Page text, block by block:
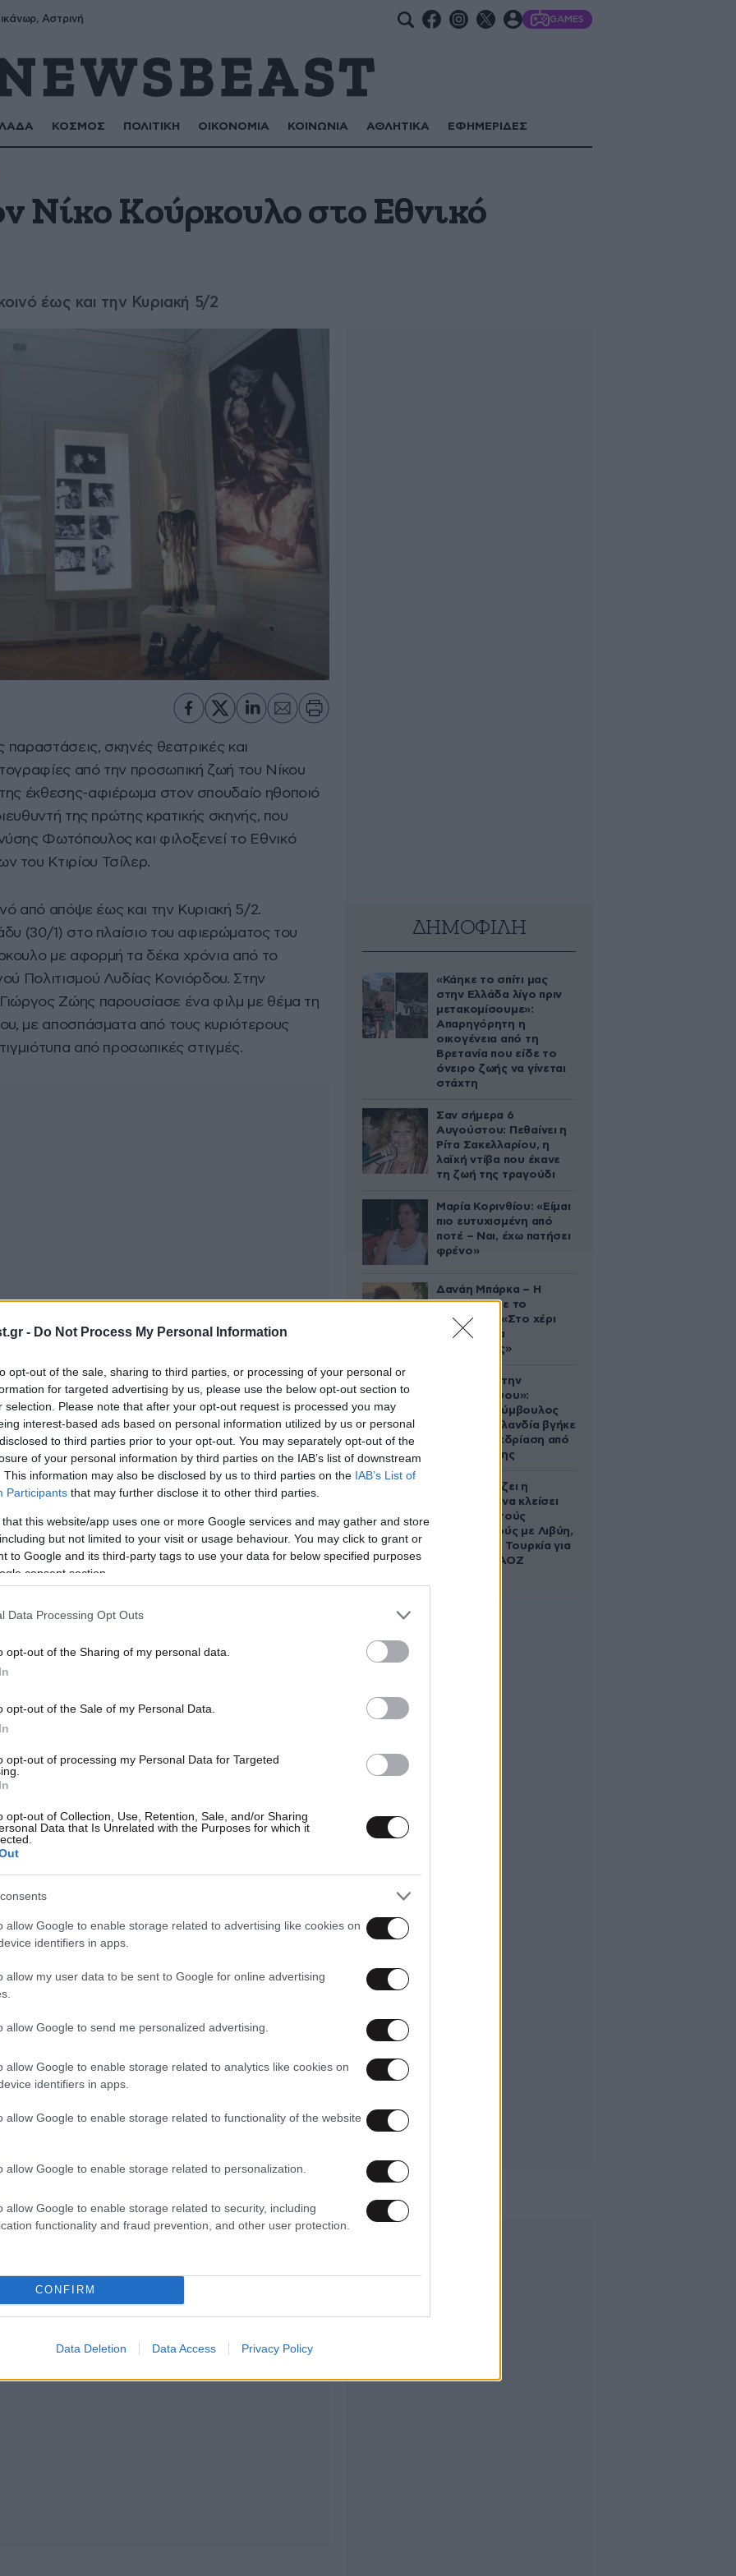
- Do Not Process My Personal Information
opt-out of the sale, sharing to third parties, or processing of your personal or
for targeted advertising by us, please use the below opt-out section to
selection. Please note that after your opt-out request is processed you may
interest-based ads based on personal information utilized by us or personal
to third parties prior to your opt-out. You may separately opt-out of the
of your personal information by third parties on the IAB’s list of downstream
This information may also be disclosed by us to third parties on the IAB’s List of
Participants that may further disclose it to other third parties.
that this website/app uses one or more Google services and may gather and store
but not limited to your visit or usage behaviour. You may click to grant or
to Google and its third-party tags to use your data for below specified purposes
consent section.
Data Processing Opt Outs
opt-out of the Sharing of my personal data.
opt-out of the Sale of my Personal Data.
opt-out of processing my Personal Data for Targeted
opt-out of Collection, Use, Retention, Sale, and/or Sharing
Data that Is Unrelated with the Purposes for which it
allow Google to enable storage related to advertising like cookies on
identifiers in apps.
allow my user data to be sent to Google for online advertising
allow Google to send me personalized advertising.
allow Google to enable storage related to analytics like cookies on
identifiers in apps.
allow Google to enable storage related to functionality of the website
allow Google to enable storage related to personalization.
allow Google to enable storage related to security, including
functionality and fraud prevention, and other user protection.
CONFIRM
Data Deletion Data Access Privacy Policy
Αστρινή GAMES
ΚΟΣΜΟΣ ΠΟΛΙΤΙΚΗ ΟΙΚΟΝΟΜΙΑ ΚΟΙΝΩΝΙΑ ΑΘΛΗΤΙΚΑ ΕΦΗΜΕΡΙΔΕΣ
Νίκο Κούρκουλο στο Εθνικό
έως και την Κυριακή 5/2
παραστάσεις, σκηνές θεατρικές και
από την προσωπική ζωή του Νίκου
έκθεσης-αφιέρωμα στον σπουδαίο ηθοποιό
της πρώτης κρατικής σκηνής, που
Φωτόπουλος και φιλοξενεί το Εθνικό
του Κτιρίου Τσίλερ.
από απόψε έως και την Κυριακή 5/2.
(30/1) στο πλαίσιο του αφιερώματος του
με αφορμή τα δέκα χρόνια από το
Πολιτισμού Λυδίας Κονιόρδου. Στην
Ζώης παρουσίασε ένα φιλμ με θέμα τη
με αποσπάσματα από τους κυριότερους
από προσωπικές στιγμές.
συναπτά έτη (1994-2007) καλλιτεχνικός
συνέδεσε το όνομά του με τεράστιες τομές σε
παρακαταθήκη για τις επόμενες
ίδρυσε την Πειραματική Σκηνή και το
λειτουργία την Παιδική Σκηνή του
καταγράφηκε και η τεράστια επιτυχία του
Β. Παπαθανασίου – Μ. Ρέππα σε σκηνοθεσία
έργο στην ιστορία του Εθνικού
επιθεώρηση.
ΔΗΜΟΦΙΛΗ
«Κάηκε το σπίτι μας
στην Ελλάδα λίγο πριν
μετακομίσουμε»:
Απαρηγόρητη η
οικογένεια από τη
Βρετανία που είδε το
όνειρο ζωής να γίνεται
στάχτη
Σαν σήμερα 6
Αυγούστου: Πεθαίνει η
Ρίτα Σακελλαρίου, η
λαϊκή ντίβα που έκανε
τη ζωή της τραγούδι
Μαρία Κορινθίου: «Είμαι
πιο ευτυχισμένη από
ποτέ – Ναι, έχω πατήσει
φρένο»
Δανάη Μπάρκα – Η
ανάρτηση με το
σάντουιτς: «Στο χέρι
σου είναι να
αδυνατίσεις»
«Βλέπουμε την
μπουγάδα σου»:
Δημοτική σύμβουλος
στη Νέα Ζηλανδία βγήκε
live σε συνεδρίαση από
το μπάνιο της
Πώς σχεδιάζει η
κυβέρνηση να κλείσει
τους ανοιχτούς
λογαριασμούς με Λιβύη,
Αλβανία και Τουρκία για
τη χάραξη ΑΟΖ
τις ειδήσεις